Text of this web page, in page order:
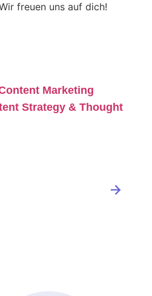
freuen uns auf dich!
Marketing
Strategy & Thought